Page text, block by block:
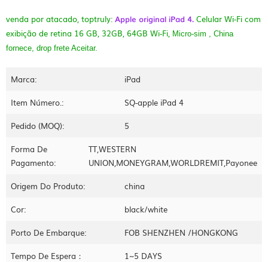
venda por atacado, toptruly: Apple original iPad 4. Celular Wi-Fi com
exibição de retina 16 GB, 32GB, 64GB Wi-Fi, Micro-sim , China
fornece, drop frete Aceitar.
Marca: iPad
Item Número.: SQ-apple iPad 4
Pedido (MOQ): 5
Forma De
Pagamento:
TT,WESTERN
UNION,MONEYGRAM,WORLDREMIT,Payonee
Origem Do Produto: china
Cor: black/white
Porto De Embarque: FOB SHENZHEN /HONGKONG
Tempo De Espera： 1~5 DAYS